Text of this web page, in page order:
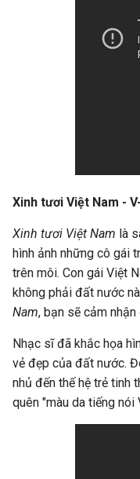
Xinh tươi Việt Nam -
Xinh tươi Việt Nam là
hình ảnh những cô gái
trên môi. Con gái Việt
không phải đất nước
Nam, bạn sẽ cảm
Nhạc sĩ đã khắc họa
vẻ đẹp của đất nước.
nhủ đến thế hệ trẻ tinh
quên "màu da tiếng nói